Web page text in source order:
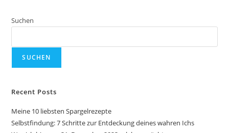
Suchen
SUCHEN
Recent Posts
Meine 10 liebsten Spargelrezepte
Selbstfindung: 7 Schritte zur Entdeckung deines wahren Ichs